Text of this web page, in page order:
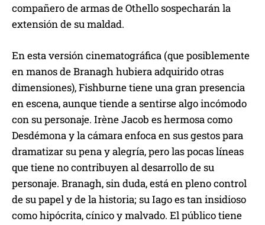
compañero de armas de Othello sospecharán la
extensión de su maldad.
En esta versión cinematográfica (que posiblemente
en manos de Branagh hubiera adquirido otras
dimensiones), Fishburne tiene una gran presencia
en escena, aunque tiende a sentirse algo incómodo
con su personaje. Irène Jacob es hermosa como
Desdémona y la cámara enfoca en sus gestos para
dramatizar su pena y alegría, pero las pocas líneas
que tiene no contribuyen al desarrollo de su
personaje. Branagh, sin duda, está en pleno control
de su papel y de la historia; su Iago es tan insidioso
como hipócrita, cínico y malvado. El público tiene